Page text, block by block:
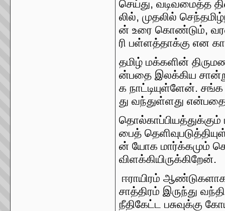
செய்து, வடிவமைத்த
லில், முதலில்
ன் உரை கொண்டும்,
ரி பள்ளத்தாக்கு என
தமிழ் மக்களின்
ன்பதை இலக்கிய
க நாட்டியுள்ளேன். சங்க
து வந்துள்ளது
தொல்காப்பியத்துக்கும்
பைத்
ன் யோக மார்க்கமும்
விளக்கியிருக்கிறேன்.
ஈராயிரம்
சாத்திரம் இருந்து
நீதிகேட்ட பசுவுக்கு